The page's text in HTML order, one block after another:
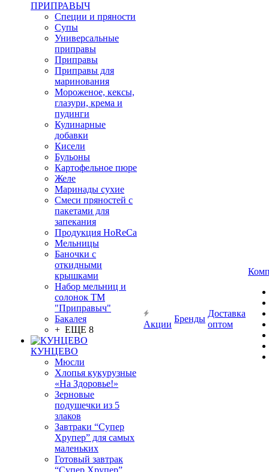
ПРИПРАВЫЧ
Специи и пряности
Супы
Универсальные
приправы
Приправы
Приправы для
маринования
Мороженое, кексы,
глазури, крема и
пудинги
Кулинарные
добавки
Кисели
Бульоны
Картофельное пюре
Желе
Маринады сухие
Смеси пряностей с
пакетами для
запекания
Продукция HoReCa
Мельницы
Баночки с
откидными
крышками
Набор мельниц и
солонок ТМ
"Приправыч"
Бакалея
+ ЕЩЕ 8
КУНЦЕВО
Мюсли
Хлопья кукурузные
«На Здоровье!»
Зерновые
подушечки из 5
злаков
Завтраки “Супер
Хрупер” для самых
маленьких
Готовый завтрак
“Супер Хрупер”
Акции
Бренды
Доставка
оптом